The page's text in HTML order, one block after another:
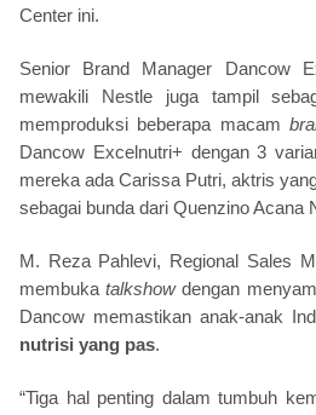
Center ini.
Senior Brand Manager Dancow
mewakili Nestle juga tampil
memproduksi beberapa macam
Dancow Excelnutri+ dengan 3
mereka ada Carissa Putri, aktris
sebagai bunda dari Quenzino Acana
M. Reza Pahlevi, Regional Sales
membukatalkshowdengan
Dancow memastikan anak-anak
nutrisi yang pas.
“Tiga hal penting dalam tumbuh